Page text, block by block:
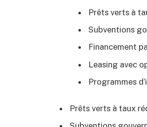
Prêts verts à
Subventions
Financement
Leasing avec
Programmes
Prêts verts à taux